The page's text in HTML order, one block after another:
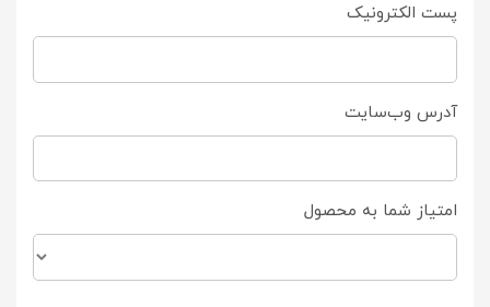
پست الکترونیک
آدرس وب‌سایت
امتیاز شما به محصول